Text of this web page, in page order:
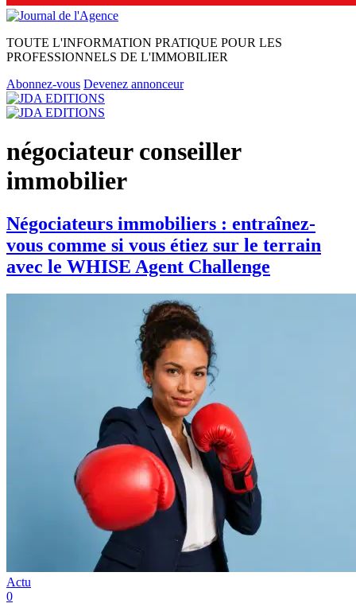
TOUTE L'INFORMATION PRATIQUE POUR LES
PROFESSIONNELS DE L'IMMOBILIER
Abonnez-vous Devenez annonceur
négociateur conseiller
immobilier
Négociateurs immobiliers : entraînez-
vous comme si vous étiez sur le terrain
avec le WHISE Agent Challenge
Actu
0